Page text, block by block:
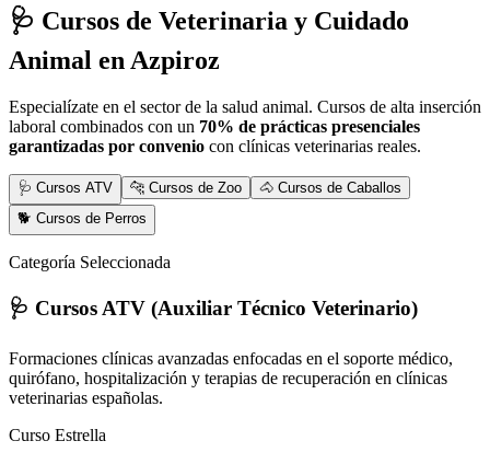
🩺 Cursos de Veterinaria y Cuidado
Animal en Azpiroz
Especialízate en el sector de la salud animal. Cursos de alta inserción
laboral combinados con un 70% de prácticas presenciales
garantizadas por convenio con clínicas veterinarias reales.
🩺 Cursos ATV 🐆 Cursos de Zoo
🐴 Cursos de Caballos
🐕 Cursos de Perros
Categoría Seleccionada
🩺 Cursos ATV (Auxiliar Técnico Veterinario)
Formaciones clínicas avanzadas enfocadas en el soporte médico,
quirófano, hospitalización y terapias de recuperación en clínicas
veterinarias españolas.
Curso Estrella